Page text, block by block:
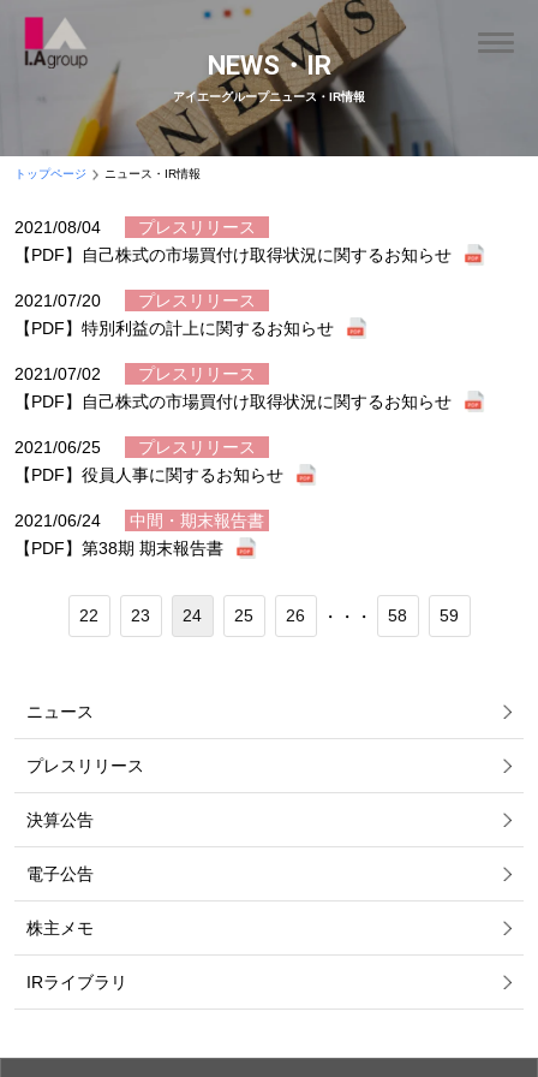
NEWS・IR
アイエーグループニュース・IR情報
トップページ ニュース・IR情報
2021/08/04
プレスリリース
【PDF】自己株式の市場買付け取得状況に関するお知らせ
2021/07/20
プレスリリース
【PDF】特別利益の計上に関するお知らせ
2021/07/02
プレスリリース
【PDF】自己株式の市場買付け取得状況に関するお知らせ
2021/06/25
プレスリリース
【PDF】役員人事に関するお知らせ
2021/06/24
中間・期末報告書
【PDF】第38期 期末報告書
22 23 24 25 26 ・・・ 58 59
ニュース
プレスリリース
決算公告
電子公告
株主メモ
IRライブラリ